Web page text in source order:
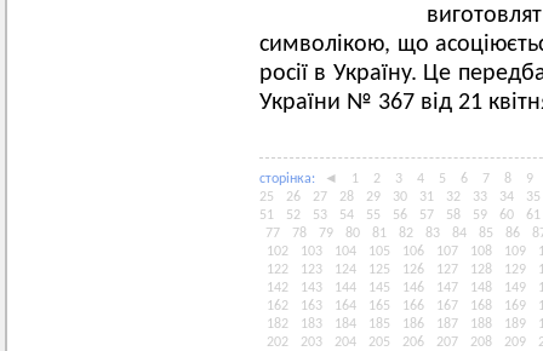
символікою, що
росії в Україну. Це
України № 367 від 21
сторiнка: ◄ 1 2 3 4 5 6 7 8
9
25
26 27 28 29 30 31 32 33 34
35
51
52 53 54 55 56 57 58 59 60
61
77
78 79 80 81 82 83 84 85 86
102
103 104 105 106 107 108 109
122
123 124 125 126 127 128 129
142
143 144 145 146 147 148 149
162
163 164 165 166 167 168 169
182
183 184 185 186 187 188 189
202
203 204 205 206 207 208 209